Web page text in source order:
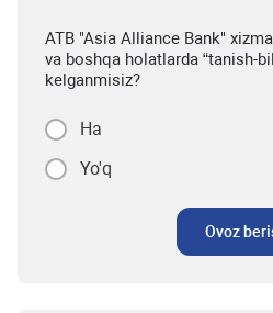
ATB "Asia Alliance Bank"
va boshqa holatlarda “tanish-
kelganmisiz?
Ha
Yo'q
Ovoz